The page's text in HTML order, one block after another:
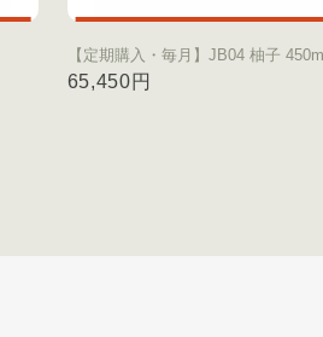
【定期購入・毎月】JB04 柚子
65,450円